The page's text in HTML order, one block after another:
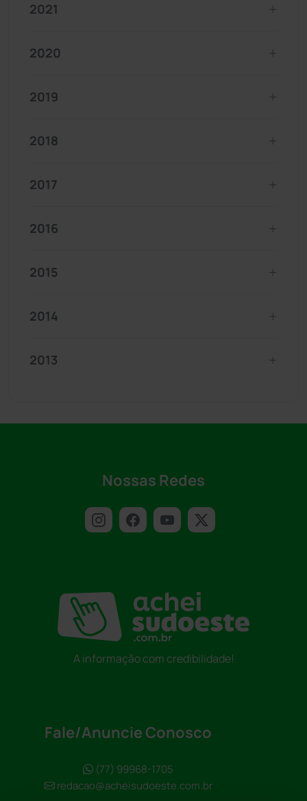
2021
2020
2019
2018
2017
2016
2015
2014
2013
Nossas Redes
A informação com credibilidade!
Fale/Anuncie Conosco
(77) 99968-1705
redacao@acheisudoeste.com.br